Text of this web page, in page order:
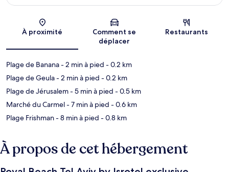
Carte
À proximité
Comment se
déplacer
Restaurants
Plage de Banana- 2 min à pied - 0.2 km
Plage de Geula- 2 min à pied - 0.2 km
Plage de Jérusalem- 5 min à pied - 0.5 km
Marché du Carmel- 7 min à pied - 0.6 km
Plage Frishman- 8 min à pied - 0.8 km
À propos de cet hébergement